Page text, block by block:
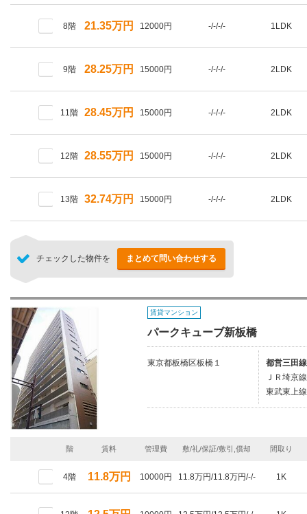
8階 21.35万円 12000円 -/-/-/- 1LDK
9階 28.25万円 15000円 -/-/-/- 2LDK
11階 28.45万円 15000円 -/-/-/- 2LDK
12階 28.55万円 15000円 -/-/-/- 2LDK
13階 32.74万円 15000円 -/-/-/- 2LDK
チェックした物件を まとめて問い合わせする
賃貸マンション
パークキューブ新板橋
東京都板橋区板橋１
都営三田
ＪＲ埼京
東武東上
階 賃料 管理費 敷/礼/保証/敷引,償却 間取り
4階 11.8万円 10000円 11.8万円/11.8万円/-/- 1K